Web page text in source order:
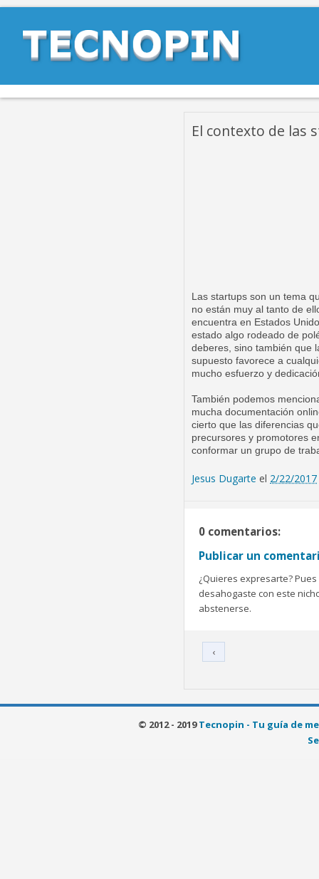
El contexto de las
Las startups son un tema
no están muy al tanto de
encuentra en Estados
estado algo rodeado de
deberes, sino también que
supuesto favorece a
mucho esfuerzo y
También podemos
mucha documentación
cierto que las diferencias
precursores y promotores
conformar un grupo de
Jesus Dugarte el 2/22/2017
0 comentarios:
Publicar un
¿Quieres expresarte?
desahogaste con este
abstenerse.
‹
© 2012 - 2019Tecnopin - Tu guía de